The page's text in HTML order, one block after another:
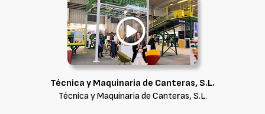
Técnica y Maquinaria de Canteras, S.L.
Técnica y Maquinaria de Canteras, S.L.